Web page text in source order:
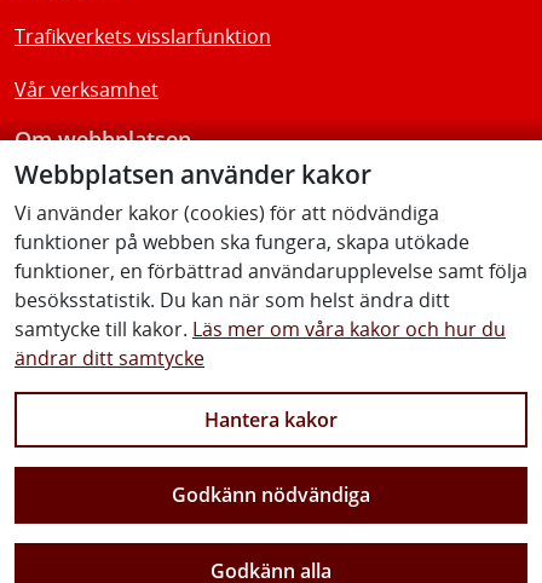
Webbplatsen använder kakor
Vi använder kakor (cookies) för att nödvändiga
funktioner på webben ska fungera, skapa utökade
funktioner, en förbättrad användarupplevelse samt följa
besöksstatistik. Du kan när som helst ändra ditt
samtycke till kakor. Läs mer om våra kakor och hur du
ändrar ditt samtycke
Hantera kakor
Godkänn nödvändiga
Godkänn alla
Vi gör Sverige närmare
Trafikverkets visslarfunktion
Vår verksamhet
Om webbplatsen
Tillgänglighetsredogörelse
Följ oss
Facebook Youtube